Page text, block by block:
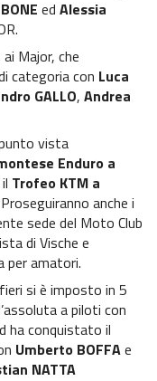
ed Alessia
Major, che
categoria con Luca
GALLO, Andrea
vista
Enduro a
Trofeo KTM a
anche i
sede del Moto Club
di Vische e
per amatori.
si è imposto in 5
a piloti con
ha conquistato il
Umberto BOFFAe
NATTA